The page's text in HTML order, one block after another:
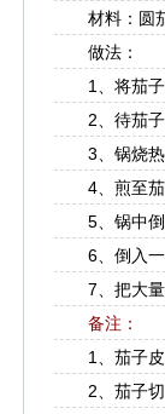
材料：圆茄
做法：
1、将茄子
2、待茄子
3、锅烧热
4、煎至茄
5、锅中倒
6、倒入一
7、把大量
备注：
1、茄子皮
2、茄子切